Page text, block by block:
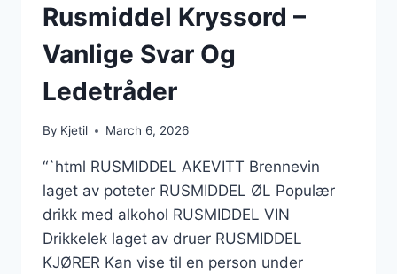
Rusmiddel Kryssord –
Vanlige Svar Og
Ledetråder
By Kjetil March 6, 2026
“`html RUSMIDDEL AKEVITT Brennevin
laget av poteter RUSMIDDEL ØL Populær
drikk med alkohol RUSMIDDEL VIN
Drikkelek laget av druer RUSMIDDEL
KJØRER Kan vise til en person under